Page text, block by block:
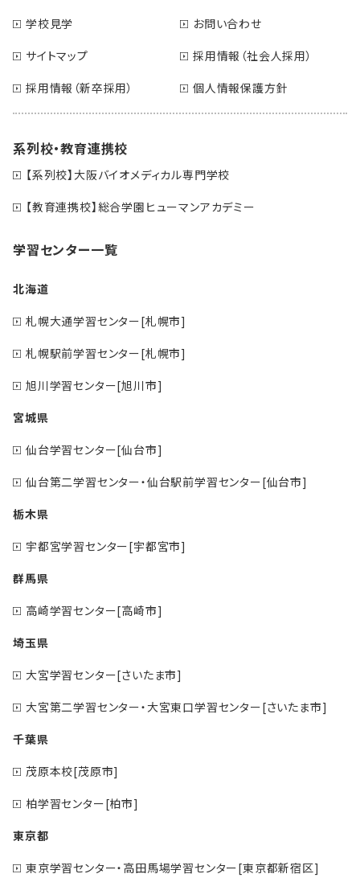
学校見学
お問い合わせ
サイトマップ
採用情報（社会人採用）
採用情報（新卒採用）
個人情報保護方針
系列校・教育連携校
【系列校】大阪バイオメディカル専門学校
【教育連携校】総合学園ヒューマンアカデミー
学習センター一覧
北海道
札幌大通学習センター[札幌市]
札幌駅前学習センター[札幌市]
旭川学習センター[旭川市]
宮城県
仙台学習センター[仙台市]
仙台第二学習センター・仙台駅前学習センター[仙台市]
栃木県
宇都宮学習センター[宇都宮市]
群馬県
高崎学習センター[高崎市]
埼玉県
大宮学習センター[さいたま市]
大宮第二学習センター・大宮東口学習センター[さいたま市]
千葉県
茂原本校[茂原市]
柏学習センター[柏市]
東京都
東京学習センター・高田馬場学習センター[東京都新宿区]